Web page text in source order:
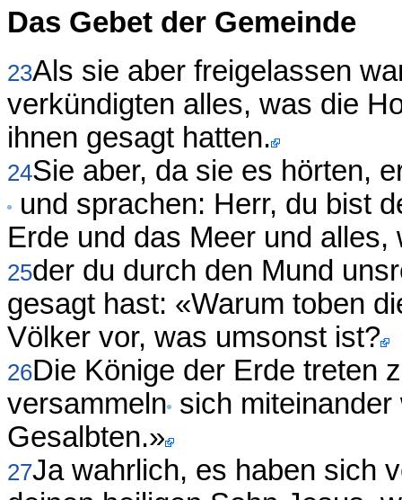
Das Gebet der Gemeinde
23Als sie aber freigelassen
verkündigten alles, was die
ihnen gesagt hatten.
24Sie aber, da sie es hörten,
und sprachen: Herr, du bist
Erde und das Meer und
25der du durch den Mund
gesagt hast: «Warum toben
Völker vor, was umsonst ist?
26Die Könige der Erde treten
versammeln sich
Gesalbten.»
27Ja wahrlich, es haben sich